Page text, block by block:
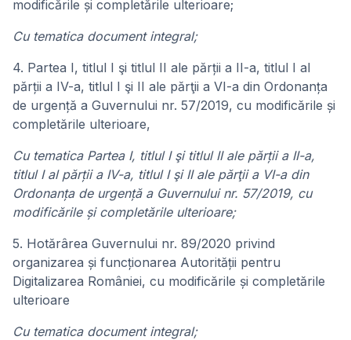
modificările și completările ulterioare;
Cu tematica document integral;
4. Partea I, titlul I şi titlul II ale părții a II-a, titlul I al
părții a IV-a, titlul I şi II ale părţii a VI-a din Ordonanța
de urgență a Guvernului nr. 57/2019, cu modificările și
completările ulterioare,
Cu tematica Partea I, titlul I şi titlul II ale părții a II-a,
titlul I al părții a IV-a, titlul I şi II ale părţii a VI-a din
Ordonanța de urgență a Guvernului nr. 57/2019, cu
modificările și completările ulterioare;
5. Hotărârea Guvernului nr. 89/2020 privind
organizarea și funcționarea Autorității pentru
Digitalizarea României, cu modificările și completările
ulterioare
Cu tematica document integral;